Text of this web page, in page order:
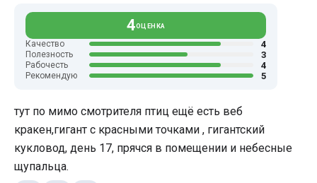
4ОЦЕНКА
Качество 4
Полезность 3
Рабочесть 4
Рекомендую 5
тут по мимо смотрителя птиц ещё есть веб
кракен,гигант с красными точками , гигантский
кукловод, день 17, прячся в помещении и небесные
щупальца.